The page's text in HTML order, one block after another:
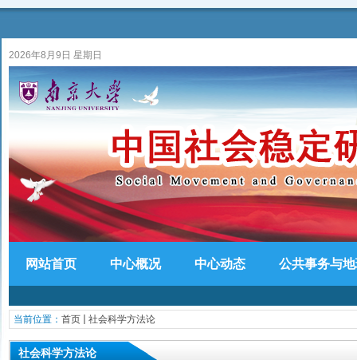
2026年8月9日 星期日
网站首页 中心概况 中心动态 公共事务与
当前位置： 首页 社会科学方法论
社会科学方法论